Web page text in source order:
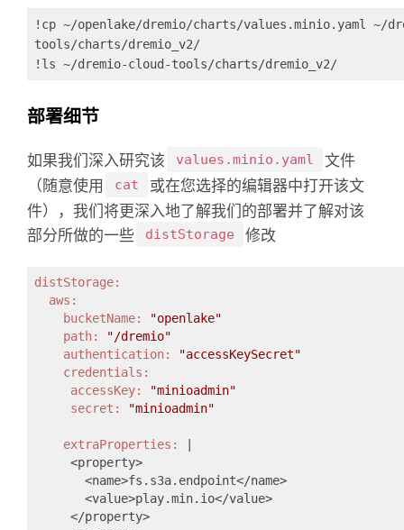
!cp ~/openlake/dremio/charts/values.minio.yaml ~/
tools/charts/dremio_v2/
!ls ~/dremio-cloud-tools/charts/dremio_v2/
部署细节
如果我们深入研究该 values.minio.yaml
文件
（随意使用
cat
或在您选择的编辑器中打开该文
件），我们将更深入地了解我们的部署并了解对该
部分所做的一些
distStorage 修改
distStorage:
aws:
bucketName:
"openlake"
path:
"/dremio"
authentication:
"accessKeySecret"
credentials:
accessKey:
"minioadmin"
secret:
"minioadmin"
extraProperties:
<property>
<name>fs.s3a.endpoint</name>
<value>play.min.io</value>
</property>